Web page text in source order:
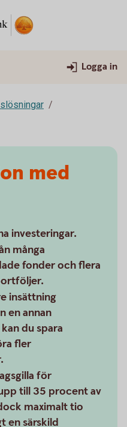
Logga in
med
investeringar.
många
fonder och flera
insättning
en annan
du spara
fler
för
till 35 procent av
maximalt tio
en särskild